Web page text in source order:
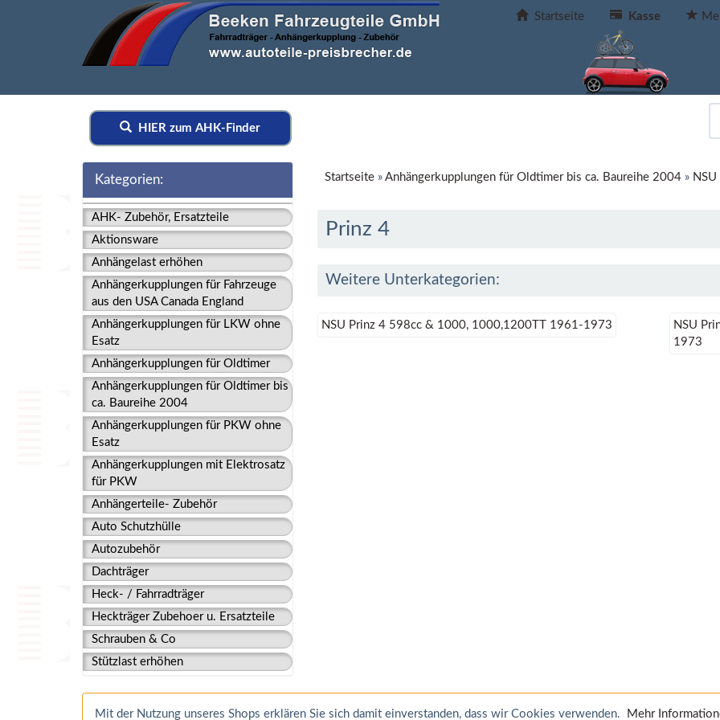
Startseite Kasse
HIER zum AHK-Finder
Kategorien:
AHK- Zubehör, Ersatzteile
Aktionsware
Anhängelast erhöhen
Anhängerkupplungen für Fahrzeuge
aus den USA Canada England
Anhängerkupplungen für LKW ohne
Esatz
Anhängerkupplungen für Oldtimer
Anhängerkupplungen für Oldtimer bis
ca. Baureihe 2004
Anhängerkupplungen für PKW ohne
Esatz
Anhängerkupplungen mit Elektrosatz
für PKW
Anhängerteile- Zubehör
Auto Schutzhülle
Autozubehör
Dachträger
Heck- / Fahrradträger
Heckträger Zubehoer u. Ersatzteile
Schrauben & Co
Stützlast erhöhen
Startseite» Anhängerkupplungen für Oldtimer bis ca. Baureihe 2004» NSU
Prinz 4
Weitere Unterkategorien:
NSU Prinz 4 598cc & 1000, 1000,1200TT 1961-1973
NSU
1973
Mit der Nutzung unseres Shops erklären Sie sich damit einverstanden, dass wir Cookies verwenden. Mehr